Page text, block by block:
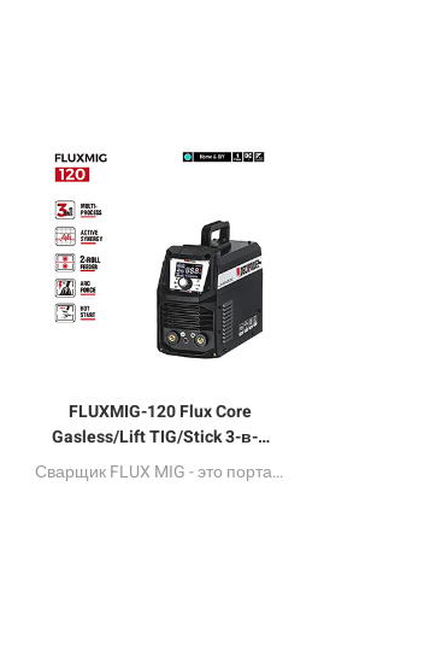
FLUXMIG-120 Flux Core
Gasless/Lift TIG/Stick 3-в-1
MIG сварщик
Сварщик FLUX MIG - это портативная сварка на основе инвертора с управлением полумостовым MCU в сочетании с сваркой FCAW SMAW и DC LIFT TIG.